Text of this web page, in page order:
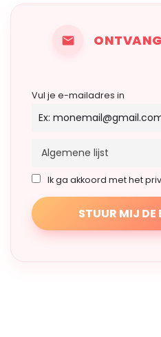
Vul je e-mailadres in
Ik ga akkoord met het